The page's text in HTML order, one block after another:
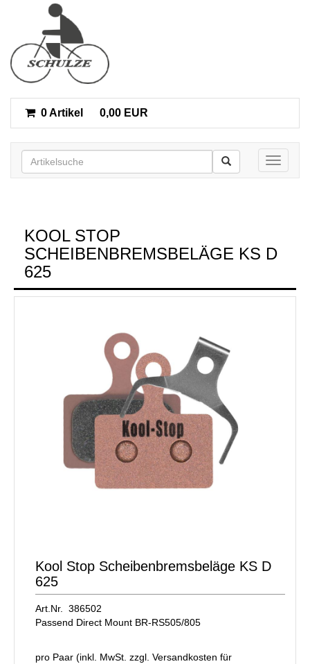
0 Artikel 0,00 EUR
Toggle
KOOL STOP
SCHEIBENBREMSBELÄGE KS D
625
Kool Stop Scheibenbremsbeläge KS D
625
Art.Nr. 386502
Passend Direct Mount BR-RS505/805
pro Paar (inkl. MwSt. zzgl. Versandkosten für